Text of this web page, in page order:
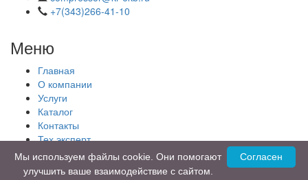
+7(343)266-41-10
Меню
Главная
О компании
Услуги
Каталог
Контакты
Тех.эксперт
Карта сайта
© 2019 - 2026 Все права защищены
Согласен
Мы используем файлы cookie. Они помогают
улучшить ваше взаимодействие с сайтом.